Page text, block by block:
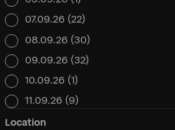
Datum
07.09.26 (22)
08.09.26 (30)
09.09.26 (32)
10.09.26 (1)
11.09.26 (9)
Location